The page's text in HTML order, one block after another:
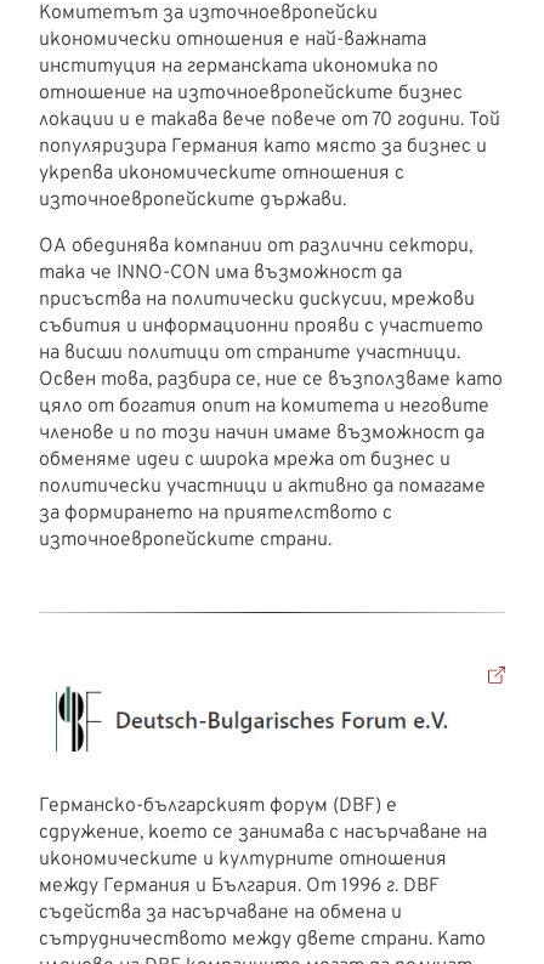
Комитетът за източноевропейски
икономически отношения е най-важната
институция на германската икономика по
отношение на източноевропейските бизнес
локации и е такава вече повече от 70 години. Той
популяризира Германия като място за бизнес и
укрепва икономическите отношения с
източноевропейските държави.
ОА обединява компании от различни сектори,
така че INNO-CON има възможност да
присъства на политически дискусии, мрежови
събития и информационни прояви с участието
на висши политици от страните участници.
Освен това, разбира се, ние се възползваме като
цяло от богатия опит на комитета и неговите
членове и по този начин имаме възможност да
обменяме идеи с широка мрежа от бизнес и
политически участници и активно да помагаме
за формирането на приятелството с
източноевропейските страни.
Германско-българският форум (DBF) е
сдружение, което се занимава с насърчаване на
икономическите и културните отношения
между Германия и България. От 1996 г. DBF
съдейства за насърчаване на обмена и
сътрудничеството между двете страни. Като